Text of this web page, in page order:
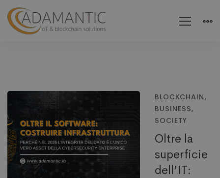
BLOCKCHAIN,
BUSINESS,
SOCIETY
Oltre la
superficie
dell’IT: